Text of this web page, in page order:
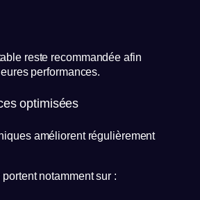
reste recommandée afin
performances.
optimisées
améliorent régulièrement
notamment sur :